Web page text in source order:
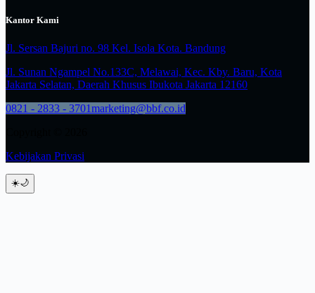
Kantor Kami
Jl. Sersan Bajuri no. 98 Kel. Isola Kota. Bandung
Jl. Sunan Ngampel No.133C, Melawai, Kec. Kby. Baru, Kota
Jakarta Selatan, Daerah Khusus Ibukota Jakarta 12160
0821 - 2833 - 3701marketing@bbf.co.id
Kebijakan Privasi
☀️🌙